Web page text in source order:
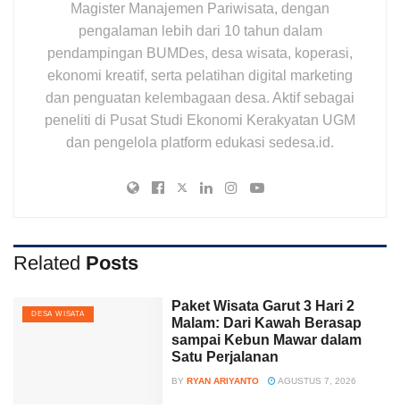
Magister Manajemen Pariwisata, dengan
pengalaman lebih dari 10 tahun dalam
pendampingan BUMDes, desa wisata, koperasi,
ekonomi kreatif, serta pelatihan digital marketing
dan penguatan kelembagaan desa. Aktif sebagai
peneliti di Pusat Studi Ekonomi Kerakyatan UGM
dan pengelola platform edukasi sedesa.id.
Related Posts
DESA WISATA
Paket Wisata Garut 3 Hari 2
Malam: Dari Kawah Berasap
sampai Kebun Mawar dalam
Satu Perjalanan
BY RYAN ARIYANTO AGUSTUS 7, 2026